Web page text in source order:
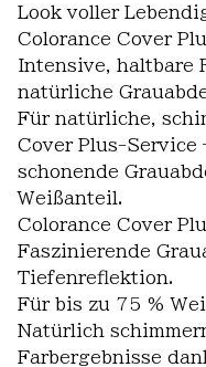
Look voller
Colorance Cover
Intensive, haltbare
natürliche
Für natürliche,
Cover Plus-Service
schonende
Weißanteil.
Colorance Cover
Faszinierende
Tiefenreflektion.
Für bis zu 75 %
Natürlich
Farbergebnisse